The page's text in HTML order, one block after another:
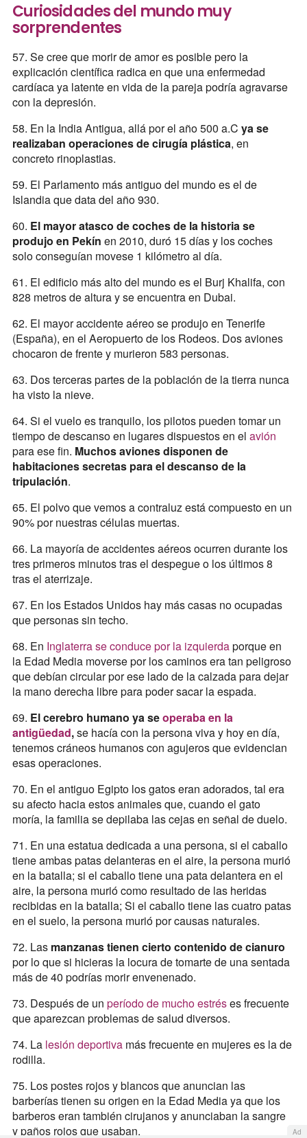
Curiosidades del mundo muy
sorprendentes
57. Se cree que morir de amor es posible pero la
explicación científica radica en que una enfermedad
cardíaca ya latente en vida de la pareja podría agravarse
con la depresión.
58. En la India Antigua, allá por el año 500 a.C ya se
realizaban operaciones de cirugía plástica, en
concreto rinoplastias.
59. El Parlamento más antiguo del mundo es el de
Islandia que data del año 930.
60. El mayor atasco de coches de la historia se
produjo en Pekín en 2010, duró 15 días y los coches
solo conseguían movese 1 kilómetro al día.
61. El edificio más alto del mundo es el Burj Khalifa, con
828 metros de altura y se encuentra en Dubai.
62. El mayor accidente aéreo se produjo en Tenerife
(España), en el Aeropuerto de los Rodeos. Dos aviones
chocaron de frente y murieron 583 personas.
63. Dos terceras partes de la población de la tierra nunca
ha visto la nieve.
64. Si el vuelo es tranquilo, los pilotos pueden tomar un
tiempo de descanso en lugares dispuestos en el avión
para ese fin. Muchos aviones disponen de
habitaciones secretas para el descanso de la
tripulación.
65. El polvo que vemos a contraluz está compuesto en un
90% por nuestras células muertas.
66. La mayoría de accidentes aéreos ocurren durante los
tres primeros minutos tras el despegue o los últimos 8
tras el aterrizaje.
67. En los Estados Unidos hay más casas no ocupadas
que personas sin techo.
68. En Inglaterra se conduce por la izquierdaporque en
la Edad Media moverse por los caminos era tan peligroso
que debían circular por ese lado de la calzada para dejar
la mano derecha libre para poder sacar la espada.
69. El cerebro humano ya seoperaba en la
antigüedad,se hacía con la persona viva y hoy en día,
tenemos cráneos humanos con agujeros que evidencian
esas operaciones.
70. En el antiguo Egipto los gatos eran adorados, tal era
su afecto hacia estos animales que, cuando el gato
moría, la familia se depilaba las cejas en señal de duelo.
71. En una estatua dedicada a una persona, si el caballo
tiene ambas patas delanteras en el aire, la persona murió
en la batalla; si el caballo tiene una pata delantera en el
aire, la persona murió como resultado de las heridas
recibidas en la batalla; Si el caballo tiene las cuatro patas
en el suelo, la persona murió por causas naturales.
72. Las manzanas tienen cierto contenido de cianuro
por lo que si hicieras la locura de tomarte de una sentada
más de 40 podrías morir envenenado.
73. Después de un período de mucho estréses frecuente
que aparezcan problemas de salud diversos.
74. La lesión deportivamás frecuente en mujeres es la de
rodilla.
75. Los postes rojos y blancos que anuncian las
barberías tienen su origen en la Edad Media ya que los
barberos eran también cirujanos y anunciaban la sangre
y paños rojos que usaban.
Ad